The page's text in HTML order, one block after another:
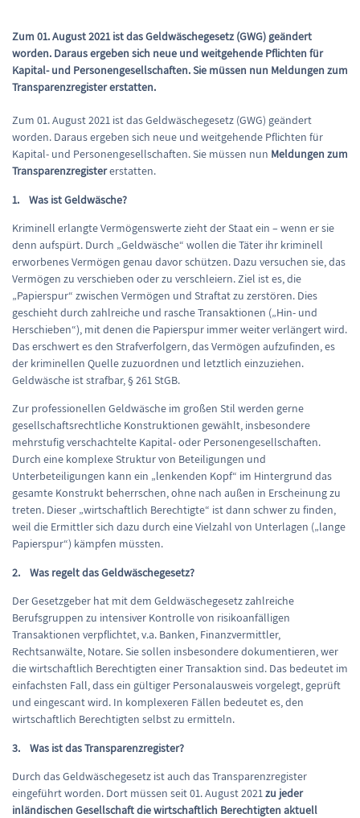
Zum 01. August 2021 ist das Geldwäschegesetz (GWG) geändert
worden. Daraus ergeben sich neue und weitgehende Pflichten für
Kapital- und Personengesellschaften. Sie müssen nun Meldungen zum
Transparenzregister erstatten.
Zum 01. August 2021 ist das Geldwäschegesetz (GWG) geändert
worden. Daraus ergeben sich neue und weitgehende Pflichten für
Kapital- und Personengesellschaften. Sie müssen nun Meldungen zum
Transparenzregistererstatten.
1. Was ist Geldwäsche?
Kriminell erlangte Vermögenswerte zieht der Staat ein – wenn er sie
denn aufspürt. Durch „Geldwäsche“ wollen die Täter ihr kriminell
erworbenes Vermögen genau davor schützen. Dazu versuchen sie, das
Vermögen zu verschieben oder zu verschleiern. Ziel ist es, die
„Papierspur“ zwischen Vermögen und Straftat zu zerstören. Dies
geschieht durch zahlreiche und rasche Transaktionen („Hin- und
Herschieben“), mit denen die Papierspur immer weiter verlängert wird.
Das erschwert es den Strafverfolgern, das Vermögen aufzufinden, es
der kriminellen Quelle zuzuordnen und letztlich einzuziehen.
Geldwäsche ist strafbar, § 261 StGB.
Zur professionellen Geldwäsche im großen Stil werden gerne
gesellschaftsrechtliche Konstruktionen gewählt, insbesondere
mehrstufig verschachtelte Kapital- oder Personengesellschaften.
Durch eine komplexe Struktur von Beteiligungen und
Unterbeteiligungen kann ein „lenkenden Kopf“ im Hintergrund das
gesamte Konstrukt beherrschen, ohne nach außen in Erscheinung zu
treten. Dieser „wirtschaftlich Berechtigte“ ist dann schwer zu finden,
weil die Ermittler sich dazu durch eine Vielzahl von Unterlagen („lange
Papierspur“) kämpfen müssten.
2. Was regelt das Geldwäschegesetz?
Der Gesetzgeber hat mit dem Geldwäschegesetz zahlreiche
Berufsgruppen zu intensiver Kontrolle von risikoanfälligen
Transaktionen verpflichtet, v.a. Banken, Finanzvermittler,
Rechtsanwälte, Notare. Sie sollen insbesondere dokumentieren, wer
die wirtschaftlich Berechtigten einer Transaktion sind. Das bedeutet im
einfachsten Fall, dass ein gültiger Personalausweis vorgelegt, geprüft
und eingescant wird. In komplexeren Fällen bedeutet es, den
wirtschaftlich Berechtigten selbst zu ermitteln.
3. Was ist das Transparenzregister?
Durch das Geldwäschegesetz ist auch das Transparenzregister
eingeführt worden. Dort müssen seit 01. August 2021zu jeder
inländischen Gesellschaft die wirtschaftlich Berechtigten aktuell